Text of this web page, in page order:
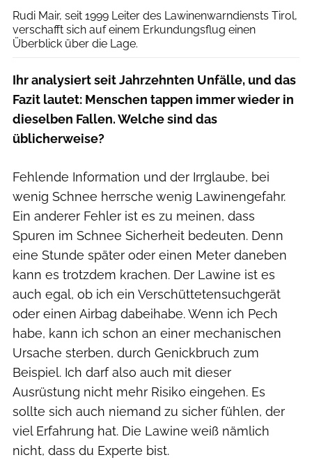
Rudi Mair, seit 1999 Leiter des Lawinenwarndiensts Tirol,
verschafft sich auf einem Erkundungsflug einen
Überblick über die Lage.
Ihr analysiert seit Jahrzehnten Unfälle, und das
Fazit lautet: Menschen tappen immer wieder in
dieselben Fallen. Welche sind das
üblicherweise?
Fehlende Information und der Irrglaube, bei
wenig Schnee herrsche wenig Lawinengefahr.
Ein anderer Fehler ist es zu meinen, dass
Spuren im Schnee Sicherheit bedeuten. Denn
eine Stunde später oder einen Meter daneben
kann es trotzdem krachen. Der Lawine ist es
auch egal, ob ich ein Verschüttetensuchgerät
oder einen Airbag dabeihabe. Wenn ich Pech
habe, kann ich schon an einer mechanischen
Ursache sterben, durch Genickbruch zum
Beispiel. Ich darf also auch mit dieser
Ausrüstung nicht mehr Risiko eingehen. Es
sollte sich auch niemand zu sicher fühlen, der
viel Erfahrung hat. Die Lawine weiß nämlich
nicht, dass du Experte bist.